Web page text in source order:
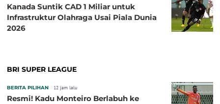
Kanada Suntik CAD 1 Miliar untuk
Infrastruktur Olahraga Usai Piala Dunia
2026
BRI SUPER LEAGUE
BERITA PILIHAN 12 jam lalu
Resmi! Kadu Monteiro Berlabuh ke